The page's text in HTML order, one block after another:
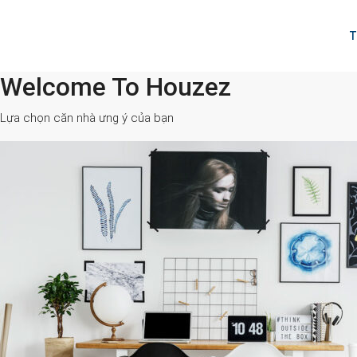
Welcome To Houzez
Lựa chọn căn nhà ưng ý của bạn